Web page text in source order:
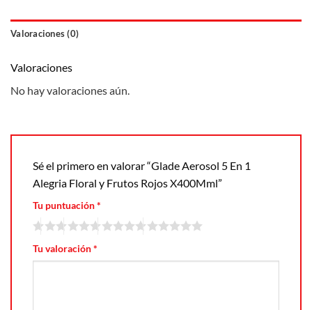
Valoraciones (0)
Valoraciones
No hay valoraciones aún.
Sé el primero en valorar “Glade Aerosol 5 En 1
Alegria Floral y Frutos Rojos X400Mml”
Tu puntuación*
Tu valoración*